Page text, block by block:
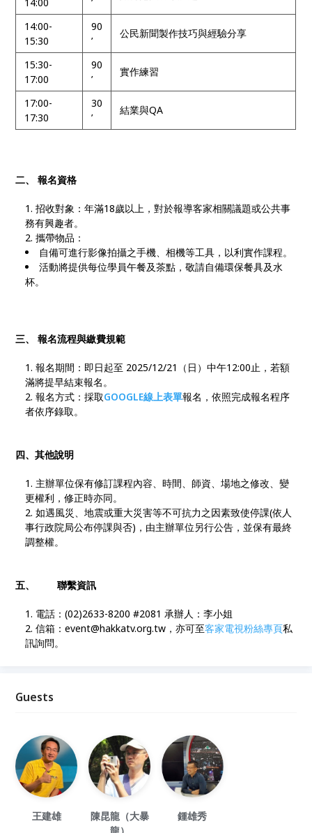
14:00-
15:30
90
’
公民新聞製作技巧與經驗分享
15:30-
17:00
90
’
實作練習
17:00-
17:30
30
’
結業與QA
二、 報名資格
招收對象：年滿18歲以上，對於報導客家相關議題或公共事
務有興趣者。
攜帶物品：
自備可進行影像拍攝之手機、相機等工具，以利實作課程。
活動將提供每位學員午餐及茶點，敬請自備環保餐具及水
杯。
三、 報名流程與繳費規範
報名期間：即日起至 2025/12/21（日）中午12:00止，若額
滿將提早結束報名。
報名方式：採取GOOGLE線上表單報名，依照完成報名程序
者依序錄取。
四、其他說明
主辦單位保有修訂課程內容、時間、師資、場地之修改、變
更權利，修正時亦同。
如遇風災、地震或重大災害等不可抗力之因素致使停課(依人
事行政院局公布停課與否)，由主辦單位另行公告，並保有最終
調整權。
五、 聯繫資訊
電話：(02)2633-8200 #2081 承辦人：李小姐
信箱：event@hakkatv.org.tw，亦可至客家電視粉絲專頁私
訊詢問。
Guests
王建雄
陳昆龍（大暴
鍾雄秀